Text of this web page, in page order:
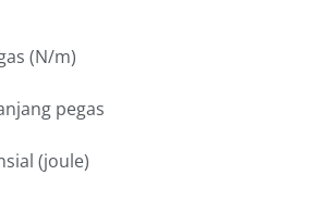
(N/m)
pegas
(joule)